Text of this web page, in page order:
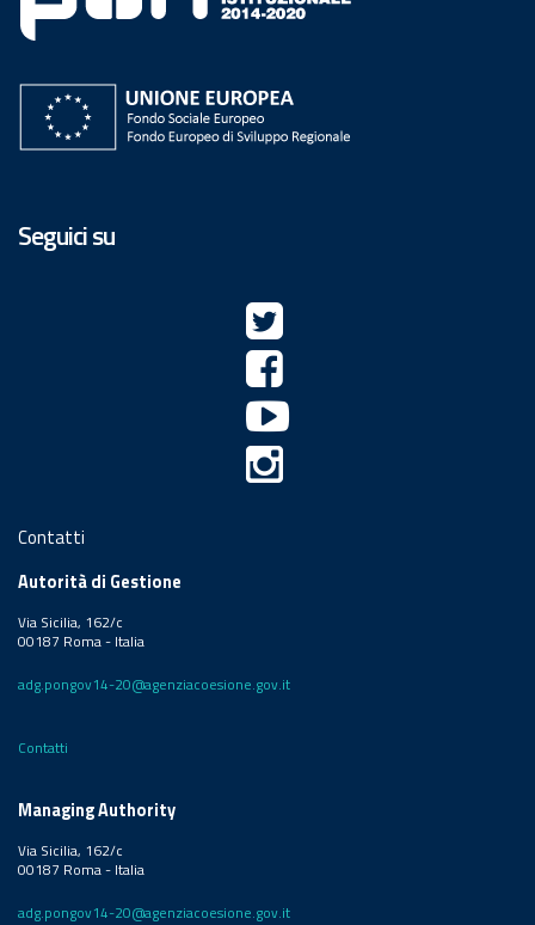
Seguici su
Contatti
Autorità di Gestione
Via Sicilia, 162/c
00187 Roma - Italia
adg.pongov14-20@agenziacoesione.gov.it
Contatti
Managing Authority
Via Sicilia, 162/c
00187 Roma - Italia
adg.pongov14-20@agenziacoesione.gov.it